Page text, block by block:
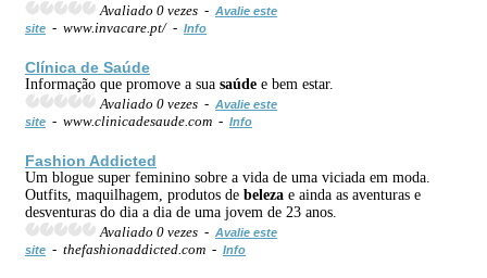
Avaliado 0 vezes - Avalie este
site - www.invacare.pt/ - Info
Clínica de Saúde
Informação que promove a sua saúde e bem estar.
Avaliado 0 vezes - Avalie este
site - www.clinicadesaude.com - Info
Fashion Addicted
Um blogue super feminino sobre a vida de uma viciada em moda.
Outfits, maquilhagem, produtos de beleza e ainda as aventuras e
desventuras do dia a dia de uma jovem de 23 anos.
Avaliado 0 vezes - Avalie este
site - thefashionaddicted.com - Info